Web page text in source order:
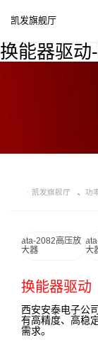
换能器驱动
凯发旗舰厅
凯发旗舰厅 功
ata-2082高压放
大器
大
换能器驱动
西安安泰电子公
有高精度、高稳
需求。